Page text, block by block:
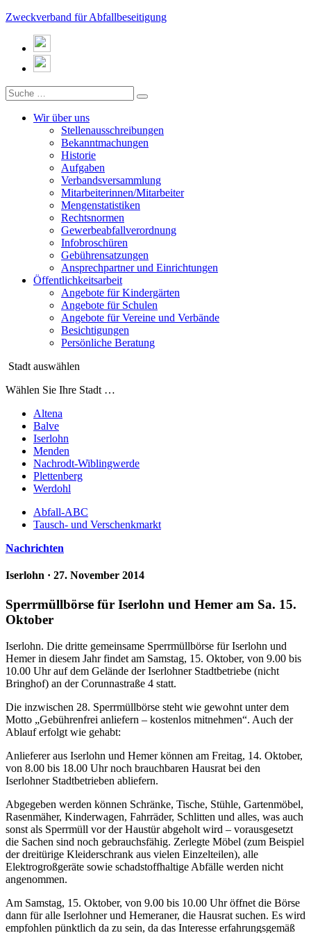
Zweckverband für Abfallbeseitigung
Wir über uns
Stellenausschreibungen
Bekanntmachungen
Historie
Aufgaben
Verbandsversammlung
Mitarbeiterinnen/Mitarbeiter
Mengenstatistiken
Rechtsnormen
Gewerbeabfallverordnung
Infobroschüren
Gebührensatzungen
Ansprechpartner und Einrichtungen
Öffentlichkeitsarbeit
Angebote für Kindergärten
Angebote für Schulen
Angebote für Vereine und Verbände
Besichtigungen
Persönliche Beratung
Stadt auswählen
Wählen Sie Ihre Stadt …
Altena
Balve
Iserlohn
Menden
Nachrodt-Wiblingwerde
Plettenberg
Werdohl
Abfall-ABC
Tausch- und Verschenkmarkt
Nachrichten
Iserlohn · 27. November 2014
Sperrmüllbörse für Iserlohn und Hemer am Sa. 15.
Oktober
Iserlohn. Die dritte gemeinsame Sperrmüllbörse für Iserlohn und
Hemer in diesem Jahr findet am Samstag, 15. Oktober, von 9.00 bis
10.00 Uhr auf dem Gelände der Iserlohner Stadtbetriebe (nicht
Bringhof) an der Corunnastraße 4 statt.
Die inzwischen 28. Sperrmüllbörse steht wie gewohnt unter dem
Motto „Gebührenfrei anliefern – kostenlos mitnehmen“. Auch der
Ablauf erfolgt wie gehabt:
Anlieferer aus Iserlohn und Hemer können am Freitag, 14. Oktober,
von 8.00 bis 18.00 Uhr noch brauchbaren Hausrat bei den
Iserlohner Stadtbetrieben abliefern.
Abgegeben werden können Schränke, Tische, Stühle, Gartenmöbel,
Rasenmäher, Kinderwagen, Fahrräder, Schlitten und alles, was auch
sonst als Sperrmüll vor der Haustür abgeholt wird – vorausgesetzt
die Sachen sind noch gebrauchsfähig. Zerlegte Möbel (zum Beispiel
der dreitürige Kleiderschrank aus vielen Einzelteilen), alle
Elektrogroßgeräte sowie schadstoffhaltige Abfälle werden nicht
angenommen.
Am Samstag, 15. Oktober, von 9.00 bis 10.00 Uhr öffnet die Börse
dann für alle Iserlohner und Hemeraner, die Hausrat suchen. Es wird
empfohlen pünktlich da zu sein, da das Interesse erfahrungsgemäß